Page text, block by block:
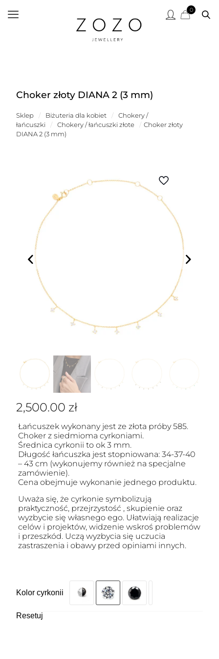
0
Choker złoty DIANA 2 (3 mm)
Sklep / Biżuteria dla kobiet /
Chokery /
łańcuszki
/ Chokery / łańcuszki złote / Choker złoty
DIANA 2 (3 mm)
2,500.00 zł
Łańcuszek wykonany jest ze złota próby 585.
Choker z siedmioma cyrkoniami.
Średnica cyrkonii to ok 3 mm.
Długość łańcuszka jest stopniowana: 34-37-40
– 43 cm (wykonujemy również na specjalne
zamówienie).
Cena obejmuje wykonanie jednego produktu.
Uważa się, że cyrkonie symbolizują
praktyczność, przejrzystość , skupienie oraz
wyzbycie się własnego ego. Ułatwiają realizacje
celów i projektów, widzenie wskroś problemów
i przeszkód. Uczą wyzbycia się uczucia
zastraszenia i obawy przed opiniami innych.
Kolor cyrkonii
Resetuj